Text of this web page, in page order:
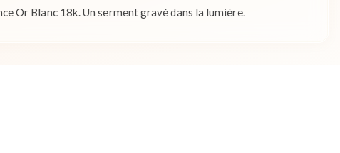
Or Blanc 18k. Un serment gravé dans la lumière.